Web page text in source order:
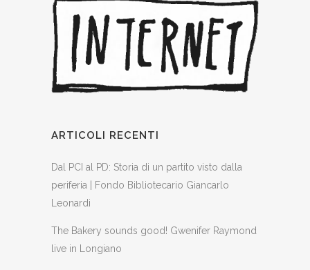
ARTICOLI RECENTI
Dal PCI al PD: Storia di un partito visto dalla
periferia | Fondo Bibliotecario Giancarlo
Leonardi
The Bakery sounds good! Gwenifer Raymond
live in Longiano